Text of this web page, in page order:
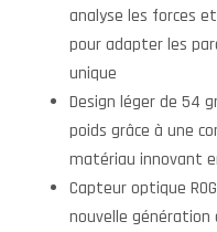
analyse les forces
pour adapter les
unique
Design léger de 54
poids grâce à une
matériau innovant
Capteur optique
nouvelle génération